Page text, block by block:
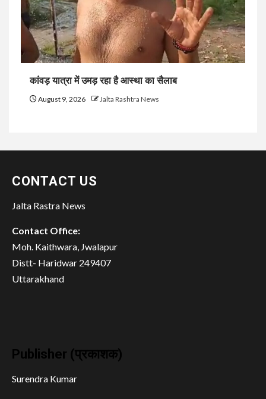
कांवड़ यात्रा में उमड़ रहा है आस्था का सैलाब
August 9, 2026 Jalta Rashtra News
CONTACT US
Jalta Rastra News
Contact Office:
Moh. Kaithwara, Jwalapur
Distt- Haridwar 249407
Uttarakhand
Publisher (प्रकाशक)
Surendra Kumar